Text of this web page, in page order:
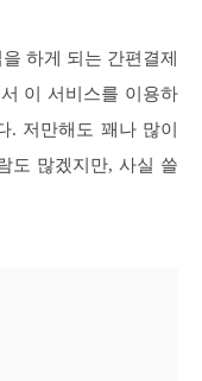
하게 되는 간편결제
이 서비스를 이용하
. 저만해도 꽤나 많이
도 많겠지만, 사실 쓸